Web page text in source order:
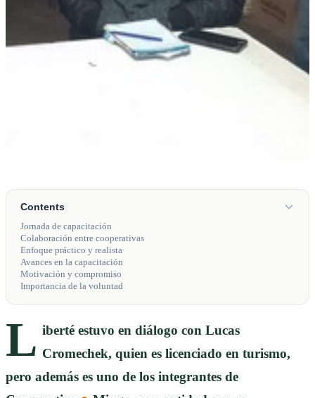
Contents
Jornada de capacitación
Colaboración entre cooperativas
Enfoque práctico y realista
Avances en la capacitación
Motivación y compromiso
Importancia de la voluntad
L iberté estuvo en diálogo con Lucas
Cromechek, quien es licenciado en turismo,
pero además es uno de los integrantes de